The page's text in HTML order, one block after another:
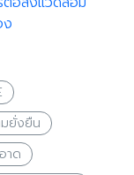
ง
ยั่งยืน
าด